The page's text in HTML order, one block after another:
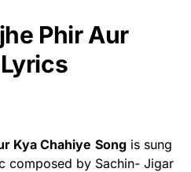
Phir Aur
Kya Chahiye Song is sung
composed by Sachin- Jigar